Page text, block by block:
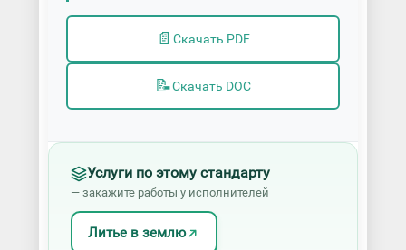
📄 Скачать PDF
📝Скачать DOC
Услуги по этому стандарту
— закажите работы у исполнителей
Литье в землю